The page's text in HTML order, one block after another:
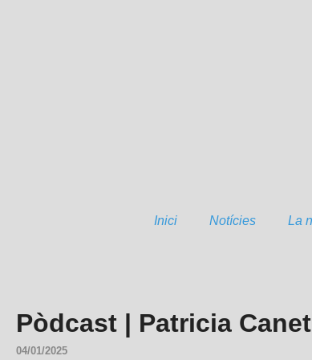
Inici Notícies La
Pòdcast | Patricia
04/01/2025